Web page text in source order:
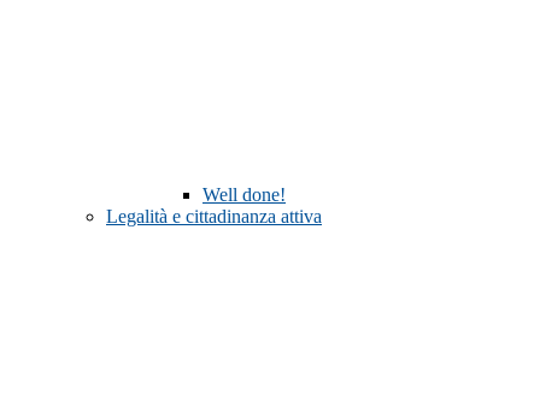
Well done!
Legalità e cittadinanza attiva